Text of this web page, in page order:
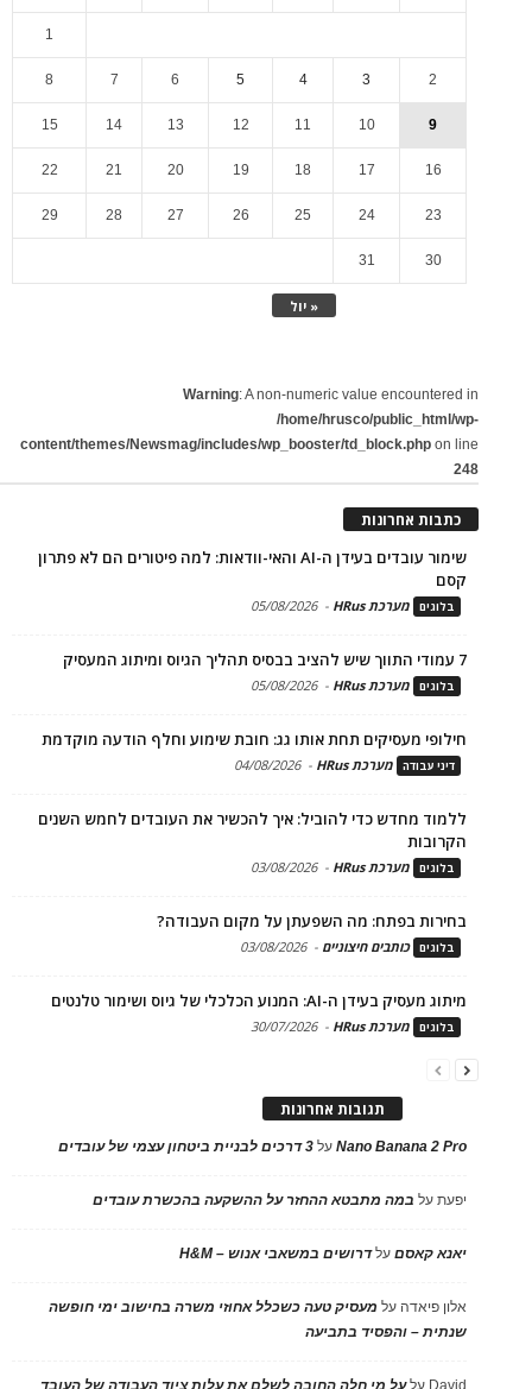
« יול
1
2
3
4
5
6
7
8
9
10
11
12
13
14
15
16
17
18
19
20
21
22
23
24
25
26
27
28
29
30
31
Warning: A non-numeric value encountered in
/home/hrusco/public_html/wp-
content/themes/Newsmag/includes/wp_booster/td_block.php on line
248
כתבות אחרונות
שימור עובדים בעידן ה-AI והאי-וודאות: למה פיטורים הם לא פתרון
קסם
בלוגים מערכת HRus -
05/08/2026
7 עמודי התווך שיש להציב בבסיס תהליך הגיוס ומיתוג המעסיק
בלוגים מערכת HRus -
05/08/2026
חילופי מעסיקים תחת אותו גג: חובת שימוע וחלף הודעה מוקדמת
דיני עבודה מערכת HRus -
04/08/2026
ללמוד מחדש כדי להוביל: איך להכשיר את העובדים לחמש השנים
הקרובות
בלוגים מערכת HRus -
03/08/2026
בחירות בפתח: מה השפעתן על מקום העבודה?
בלוגים כותבים חיצוניים -
03/08/2026
מיתוג מעסיק בעידן ה-AI: המנוע הכלכלי של גיוס ושימור טלנטים
בלוגים מערכת HRus -
30/07/2026
תגובות אחרונות
Nano Banana 2 Proעל 3 דרכים לבניית ביטחון עצמי של עובדים
יפעתעל במה מתבטא ההחזר על ההשקעה בהכשרת עובדים
יאנא קאסםעלדרושים במשאבי אנוש – H&M
אלון פיאדה על מעסיק טעה כשכלל אחוזי משרה בחישוב ימי חופשה
שנתית – והפסיד בתביעה
David עלעל מי חלה החובה לשלם את עלות ציוד העבודה של העובד